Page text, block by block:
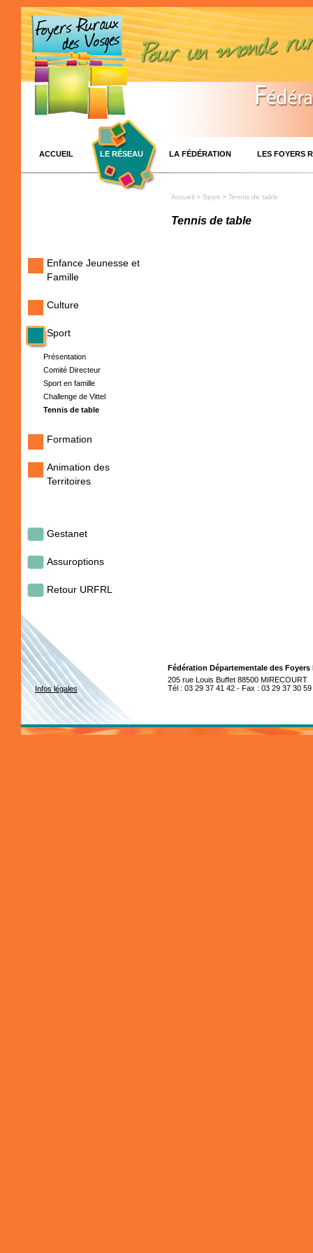
ACCUEIL LE RÉSEAU LA FÉDÉRATION LES FOYERS
Enfance Jeunesse et
Famille
Culture
Sport
Présentation
Comité Directeur
Sport en famille
Challenge de Vittel
Tennis de table
Formation
Animation des
Territoires
Gestanet
Assuroptions
Retour URFRL
Accueil > Sport > Tennis de table
Tennis de table
Infos légales
Fédération Départementale des Foyers
205 rue Louis Buffet 88500 MIRECOURT
Tél : 03 29 37 41 42 - Fax : 03 29 37 30